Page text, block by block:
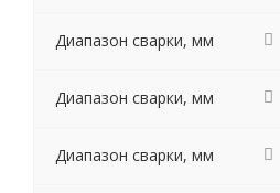
Диапазон сварки, мм
Диапазон сварки, мм
Диапазон сварки, мм